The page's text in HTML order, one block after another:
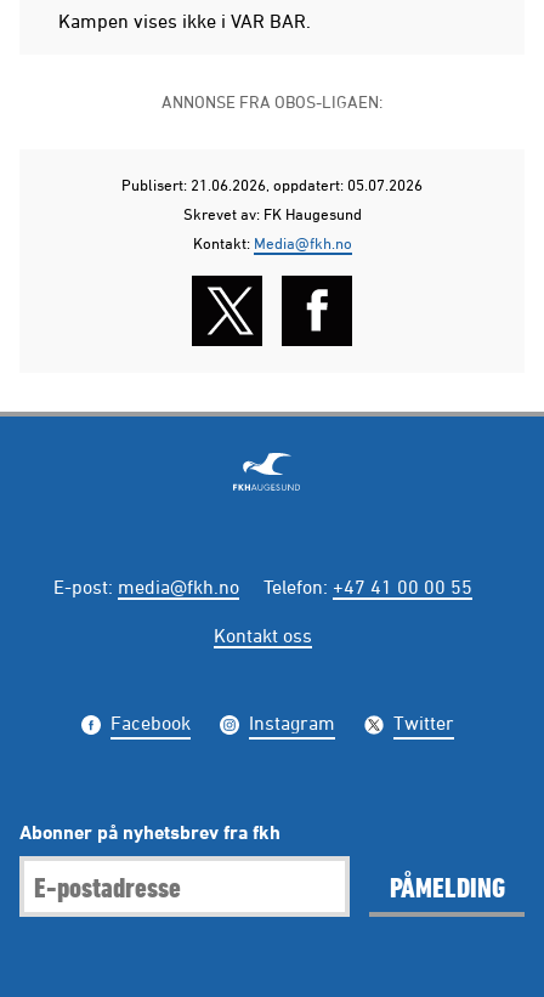
Kampen vises ikke i VAR BAR.
ANNONSE FRA OBOS-LIGAEN:
Publisert: 21.06.2026 , oppdatert: 05.07.2026
Skrevet av: FK Haugesund
Kontakt: Media@fkh.no
E-post: media@fkh.no Telefon: +47 41 00 00 55
Kontakt oss
Facebook Instagram Twitter
Abonner på nyhetsbrev fra fkh
PÅMELDING